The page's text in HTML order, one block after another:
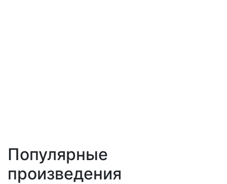
Популярные
произведения